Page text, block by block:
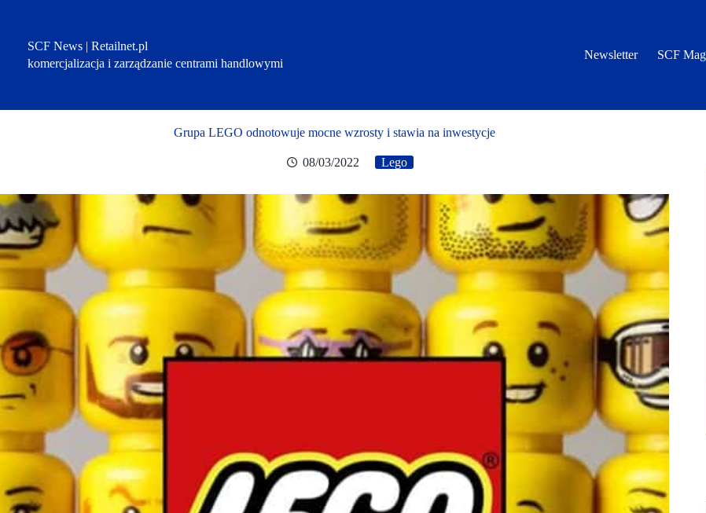
SCF News | Retailnet.pl
komercjalizacja i zarządzanie centrami handlowymi
Newsletter SCF
Grupa LEGO odnotowuje mocne wzrosty i stawia na inwestycje
08/03/2022 Lego